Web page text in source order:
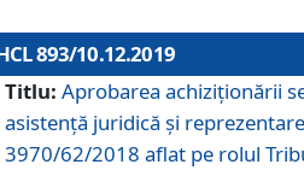
893/10.12.2019
Titlu: Aprobarea achiziţionării
asistenţă juridică şi
3970/62/2018 aflat pe rolul